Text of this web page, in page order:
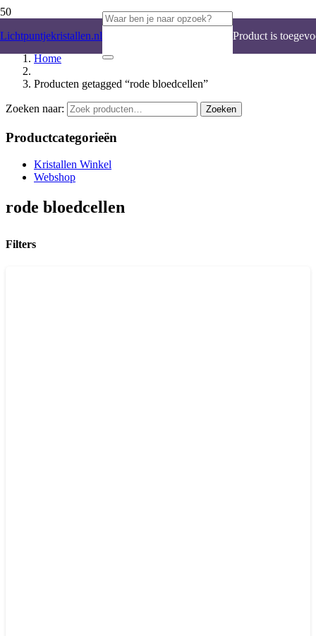
Lichtpuntjekristallen.nl Product is
Home
Producten getagged “rode bloedcellen”
Zoeken naar: Zoeken
Productcategorieën
Kristallen Winkel
Webshop
rode bloedcellen
Filters